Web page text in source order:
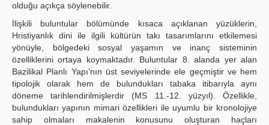
olduğu açıkça söylenebilir.
İlişkili buluntular bölümünde kısaca açıklanan yüzüklerin,
Hristiyanlık dini ile ilgili kültürün takı tasarımlarını etkilemesi
yönüyle, bölgedeki sosyal yaşamın ve inanç sisteminin
özelliklerini ortaya koymaktadır. Buluntular 8. alanda yer alan
Bazilikal Planlı Yapı’nın üst seviyelerinde ele geçmiştir ve hem
tipolojik olarak hem de bulundukları tabaka itibarıyla aynı
döneme tarihlendirilmişlerdir (MS 11.-12. yüzyıl). Özellikle,
bulundukları yapının mimari özellikleri ile uyumlu bir kronolojiye
sahip olmaları makalenin konusunu oluşturan haçları